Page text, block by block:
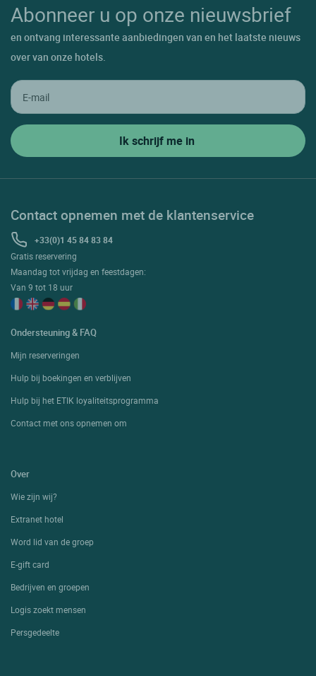
Abonneer u op onze nieuwsbrief
en ontvang interessante aanbiedingen van en het laatste nieuws
over van onze hotels.
Contact opnemen met de klantenservice
+33(0)1 45 84 83 84
Gratis reservering
Maandag tot vrijdag en feestdagen:
Van 9 tot 18 uur
Ondersteuning & FAQ
Mijn reserveringen
Hulp bij boekingen en verblijven
Hulp bij het ETIK loyaliteitsprogramma
Contact met ons opnemen om
Over
Wie zijn wij?
Extranet hotel
Word lid van de groep
E-gift card
Bedrijven en groepen
Logis zoekt mensen
Persgedeelte